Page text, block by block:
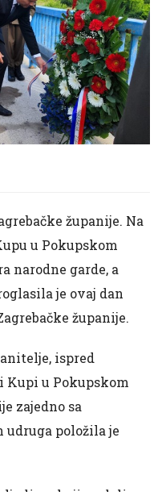
županije. Na
u Pokupskom
narodne garde, a
je ovaj dan
županije.
ispred
Kupi u Pokupskom
zajedno sa
položila je